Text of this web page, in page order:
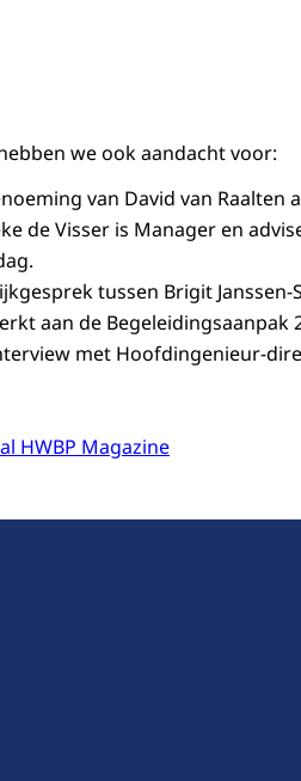
Digitaal HWBP magazine -
we ook aandacht voor:
van David van
de Visser is Manager en
tussen Brigit
aan de Begeleidingsaanpak
met Hoofdingenieur-
HWBP Magazine